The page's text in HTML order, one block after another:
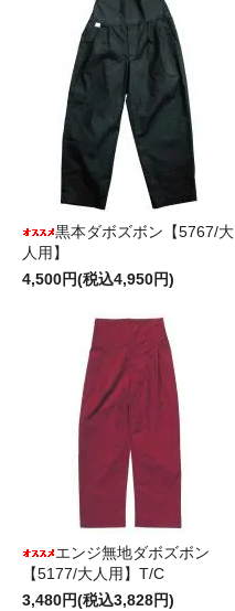
黒本ダボズボン【5767/大
人用】
4,500円(税込4,950円)
エンジ無地ダボズボン
【5177/大人用】T/C
3,480円(税込3,828円)